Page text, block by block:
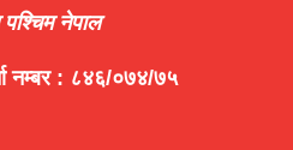
नेपाल
नम्बर : ८४६/०७४/७५